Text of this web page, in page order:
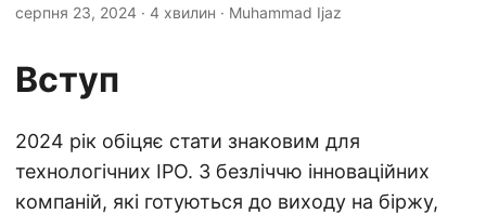
серпня 23, 2024 · 4 хвилин · Muhammad Ijaz
Вступ
2024 рік обіцяє стати знаковим для
технологічних IPO. З безліччю інноваційних
компаній, які готуються до виходу на біржу,